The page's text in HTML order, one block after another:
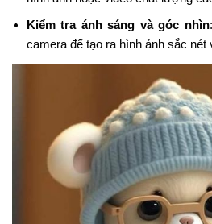
Kiểm tra ánh sáng và góc nhìn
camera để tạo ra hình ảnh sắc nét